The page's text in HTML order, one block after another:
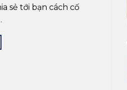
sẻ tới bạn cách cố